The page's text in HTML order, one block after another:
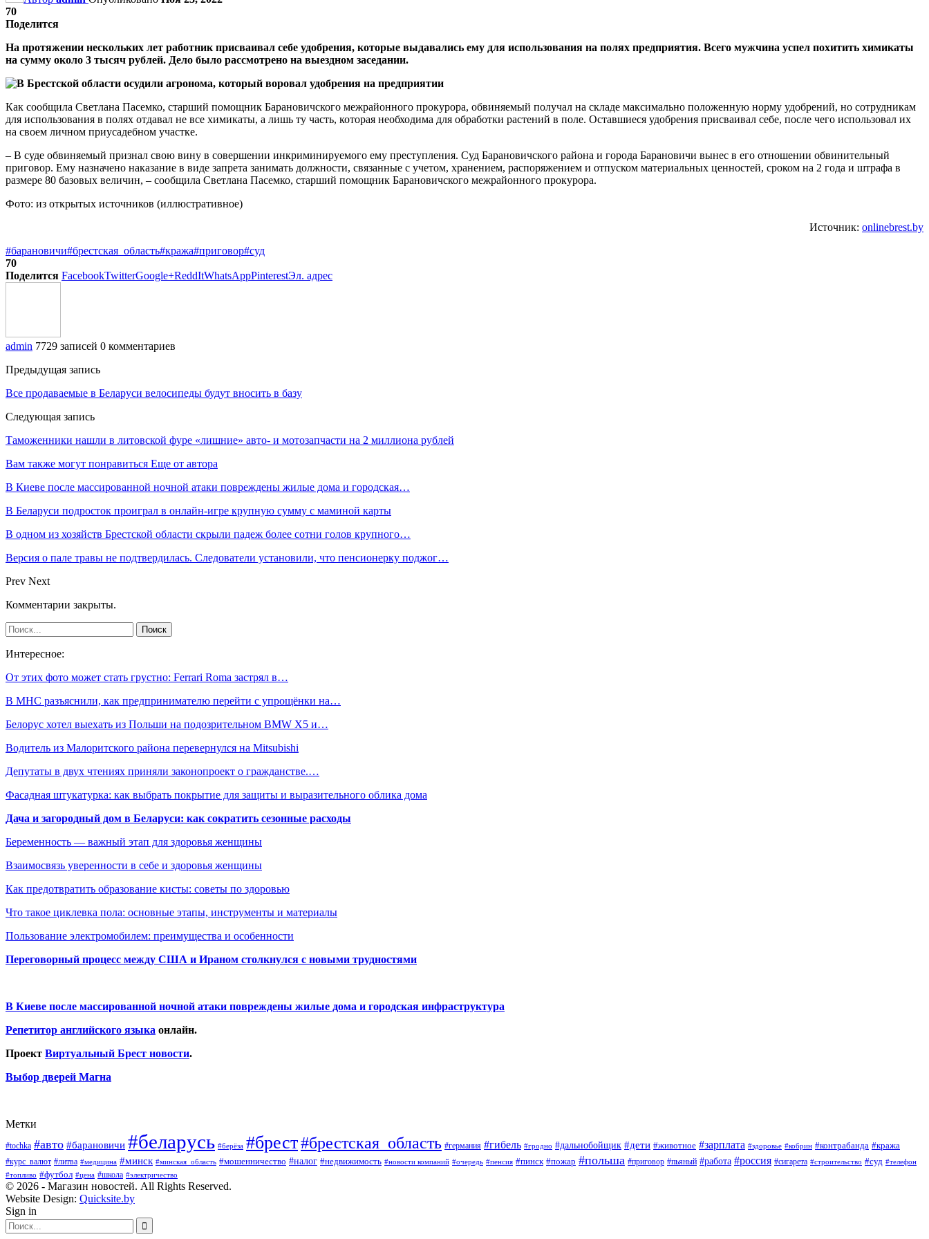
70
Поделится
На протяжении нескольких лет работник присваивал себе удобрения, которые выдавались ему для использования на полях предприятия. Всего мужчина успел похитить химикаты
на сумму около 3 тысяч рублей. Дело было рассмотрено на выездном заседании.
Как сообщила Светлана Пасемко, старший помощник Барановичского межрайонного прокурора, обвиняемый получал на складе максимально положенную норму удобрений, но сотрудникам
для использования в полях отдавал не все химикаты, а лишь ту часть, которая необходима для обработки растений в поле. Оставшиеся удобрения присваивал себе, после чего использовал их
на своем личном приусадебном участке.
– В суде обвиняемый признал свою вину в совершении инкриминируемого ему преступления. Суд Барановичского района и города Барановичи вынес в его отношении обвинительный
приговор. Ему назначено наказание в виде запрета занимать должности, связанные с учетом, хранением, распоряжением и отпуском материальных ценностей, сроком на 2 года и штрафа в
размере 80 базовых величин, – сообщила Светлана Пасемко, старший помощник Барановичского межрайонного прокурора.
Фото: из открытых источников (иллюстративное)
Источник: onlinebrest.by
#барановичи#брестская_область#кража#приговор#суд
70
Поделится FacebookTwitterGoogle+ReddItWhatsAppPinterestЭл. адрес
admin 7729 записей 0 комментариев
Предыдущая запись
Все продаваемые в Беларуси велосипеды будут вносить в базу
Следующая запись
Таможенники нашли в литовской фуре «лишние» авто- и мотозапчасти на 2 миллиона рублей
Вам также могут понравиться Еще от автора
В Киеве после массированной ночной атаки повреждены жилые дома и городская…
В Беларуси подросток проиграл в онлайн-игре крупную сумму с маминой карты
В одном из хозяйств Брестской области скрыли падеж более сотни голов крупного…
Версия о пале травы не подтвердилась. Следователи установили, что пенсионерку поджог…
Prev Next
Комментарии закрыты.
Интересное:
От этих фото может стать грустно: Ferrari Roma застрял в…
В МНС разъяснили, как предпринимателю перейти с упрощёнки на…
Белорус хотел выехать из Польши на подозрительном BMW X5 и…
Водитель из Малоритского района перевернулся на Mitsubishi
Депутаты в двух чтениях приняли законопроект о гражданстве.…
Фасадная штукатурка: как выбрать покрытие для защиты и выразительного облика дома
Дача и загородный дом в Беларуси: как сократить сезонные расходы
Беременность — важный этап для здоровья женщины
Взаимосвязь уверенности в себе и здоровья женщины
Как предотвратить образование кисты: советы по здоровью
Что такое циклевка пола: основные этапы, инструменты и материалы
Пользование электромобилем: преимущества и особенности
Переговорный процесс между США и Ираном столкнулся с новыми трудностями
В Киеве после массированной ночной атаки повреждены жилые дома и городская инфраструктура
Репетитор английского языка онлайн.
Проект Виртуальный Брест новости.
Выбор дверей Магна
Метки
#tochka #авто #барановичи #беларусь #берёза #брест#брестская_область #германия #гибель #гродно #дальнобойщик #дети #животное #зарплата #здоровье #кобрин #контрабанда #кража
#курс_валют #литва #медицина #минск #минская_область #мошенничество #налог #недвижимость #новости компаний #очередь #пенсия #пинск #пожар #польша #приговор #пьяный #работа #россия #сигарета #строительство #суд #телефон
#топливо #футбол #цена #школа #электричество
© 2026 - Магазин новостей. All Rights Reserved.
Website Design: Quicksite.by
Sign in